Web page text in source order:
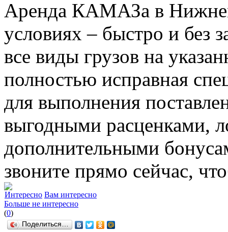
Аренда КАМАЗа в
условиях – быстро и без
все виды грузов на
полностью исправная
для выполнения
выгодными расценками,
дополнительными
звоните прямо сейчас,
Интересно Вам интересно
Больше не интересно
(0)
Поделиться…